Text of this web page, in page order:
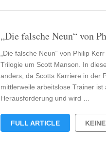
„Die falsche Neun“ von
„Die falsche Neun“ von Philip
Trilogie um Scott Manson. In
anders, da Scotts Karriere in der
mittlerweile arbeitslose Trainer
Herausforderung und wird …
FULL ARTICLE